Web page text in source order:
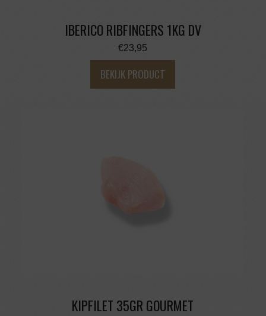
IBERICO RIBFINGERS 1KG DV
€23,95
BEKIJK PRODUCT
KIPFILET 35GR GOURMET